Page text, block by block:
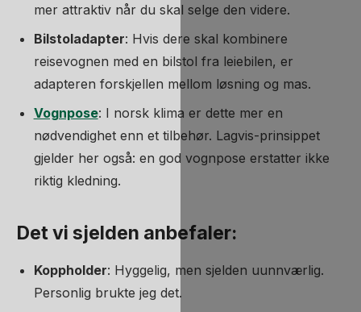
mer attraktiv når du skal selge den videre.
Bilstoladapter: Hvis dere skal kombinere
reisevognen med en bilstol fra leiebilen, er
adapteren forskjellen mellom løsning og mas.
Vognpose: I norsk klima er dette mer en
nødvendighet enn et tilbehør. Lagvis-prinsippet
gjelder her også: en god vognpose erstatter ikke
riktig kledning.
Det vi sjelden anbefaler:
Koppholder: Hyggelig, men sjelden uunnværlig.
Personlig brukte jeg det.